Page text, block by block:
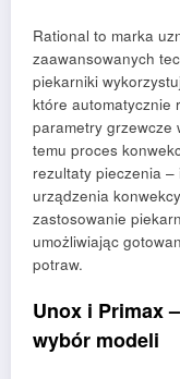
Rational to marka
zaawansowanych
piekarniki
które automatycznie
parametry grzewcze
temu proces
rezultaty pieczenia
urządzenia
zastosowanie
umożliwiając
potraw.
Unox i Primax
wybór modeli